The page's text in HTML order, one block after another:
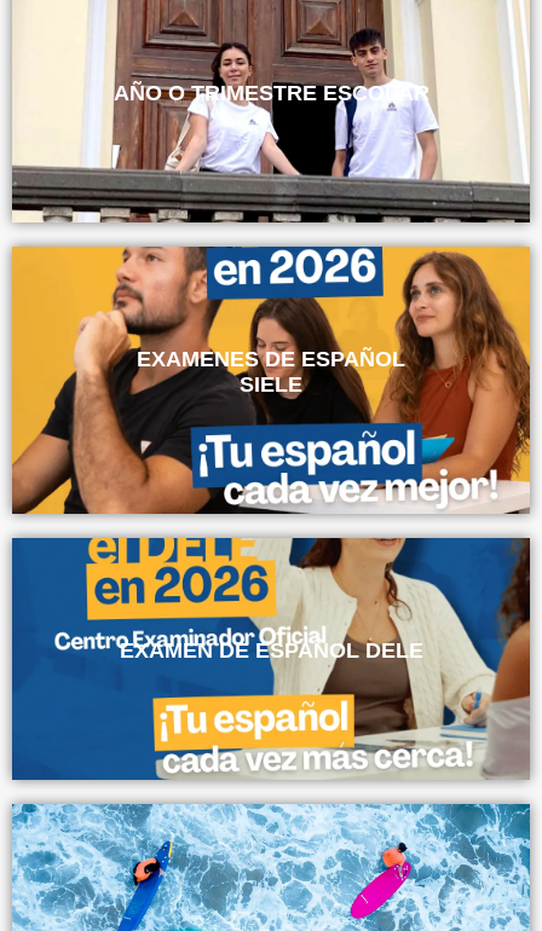
AÑO O TRIMESTRE ESCOLAR
EXAMENES DE ESPAÑOL
SIELE
EXAMEN DE ESPAÑOL DELE